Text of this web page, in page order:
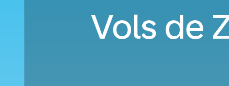
Vols de